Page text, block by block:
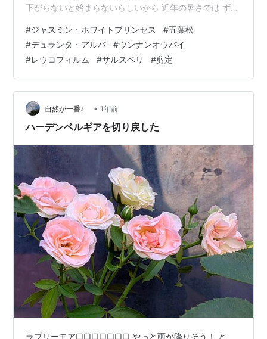
下がらないと始まらないらしいから 近年の暑さでは ずれ
日 発見した蕾が もう開花してた♡ 発見したのが遅かっ
たのかな＾＾； ジャスミンより香りは弱いってあったけ
ど…何の香りもしないわぁ＾＾； ひとつくらいじゃ にお
わないのかな？ そして 夕方・・・少し 花の形が変わっ
てた レウコフィルム 21日に散ったばかりなのに もう次
が咲き始め…
#ジャスミン・ホワイトプリンセス #五葉松
#デュランタ・アルバ #ウンナンオウバイ
#レウコフィルム #サルスベリ #剪定
自然が一番♪ • 1年前
ハーデンベルギアを切り戻した
ラブリーモア▢▢▢▢▢▢▢ やっと雨が降りそう！ と